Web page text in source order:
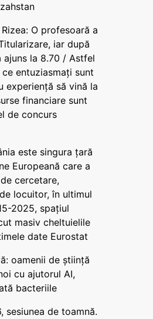
O profesoară a
iar după
la 8.70 / Astfel
entuziasmați sunt
experiență să vină la
financiare sunt
de concurs
este singura țară
Europeană care a
cercetare,
locuitor, în ultimul
2025, spațiul
masiv cheltuielile
date Eurostat
oamenii de știință
cu ajutorul AI,
bacteriile
sesiunea de toamnă.